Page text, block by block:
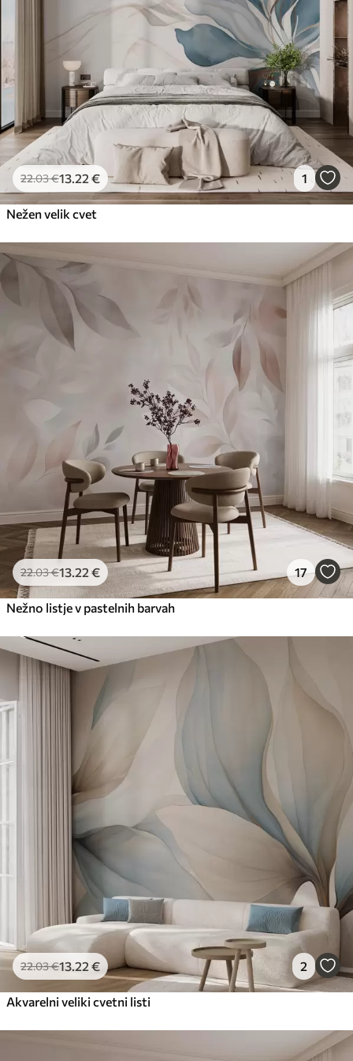
Premium vinil
.0039 .00
Peel and Stick
49.00€/m²
22.03€13 .22 € 1
Nežen velik cvet
22.03€13 .22 € 17
Nežno listje v pastelnih barvah
22.03€13.22 € 2
Akvarelni veliki cvetni listi